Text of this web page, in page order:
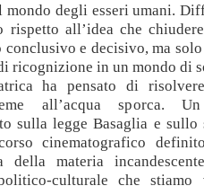
mondo degli esseri umani.
rispetto all’idea che
e decisivo, ma
ricognizione in un mondo di
ha pensato di
all’acqua sporca.
sulla legge Basaglia e sullo
cinematografico
della materia
culturale che